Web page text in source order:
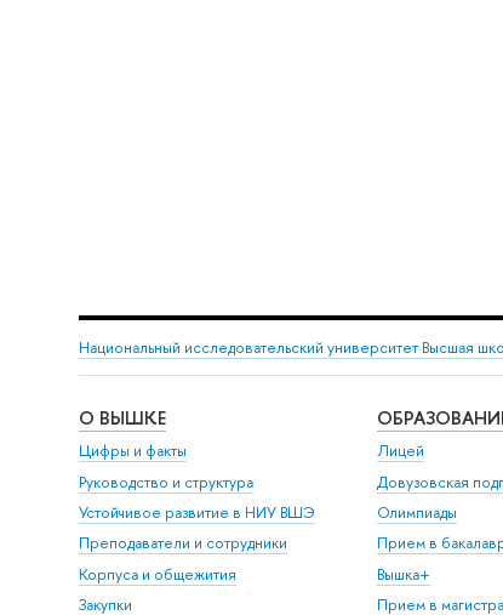
Национальный исследовательский университет Высшая
О ВЫШКЕ
Цифры и факты
Руководство и структура
Устойчивое развитие в НИУ ВШЭ
Преподаватели и сотрудники
Корпуса и общежития
Закупки
Лицей
Довузовская
Олимпиады
Прием в
Вышка+
Прием в